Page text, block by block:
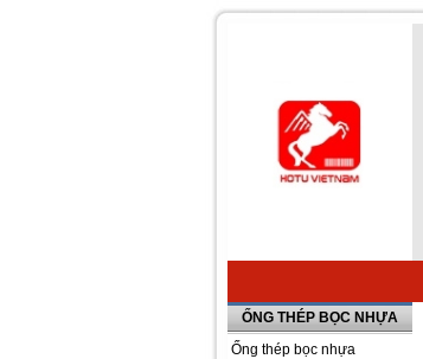
ỐNG THÉP BỌC NHỰA
Ống thép bọc nhựa